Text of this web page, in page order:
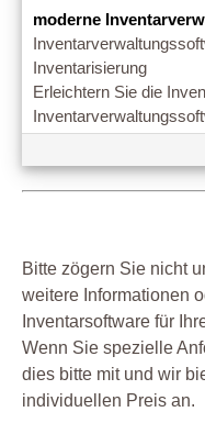
moderne
Inventarisierung
Erleichtern Sie die
Bitte zögern Sie nicht
weitere Informationen
Inventarsoftware für
Wenn Sie spezielle
dies bitte mit und wir
individuellen Preis an.